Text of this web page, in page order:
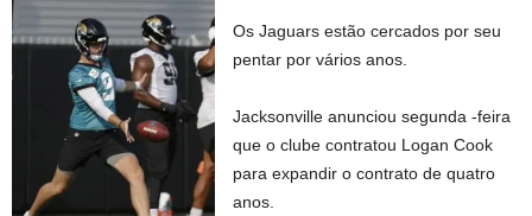
Os Jaguars estão cercados por seu
pentar por vários anos.
Jacksonville anunciou segunda -feira
que o clube contratou Logan Cook
para expandir o contrato de quatro
anos.